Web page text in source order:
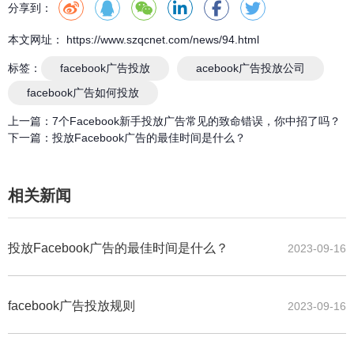
分享到：
本文网址： https://www.szqcnet.com/news/94.html
标签： facebook广告投放
acebook广告投放公司
facebook广告如何投放
上一篇： 7个Facebook新手投放广告常见的致命错误，你中招了吗？
下一篇： 投放Facebook广告的最佳时间是什么？
相关新闻
2023-09-16
投放Facebook广告的最佳时间是什么？
2023-09-16
facebook广告投放规则